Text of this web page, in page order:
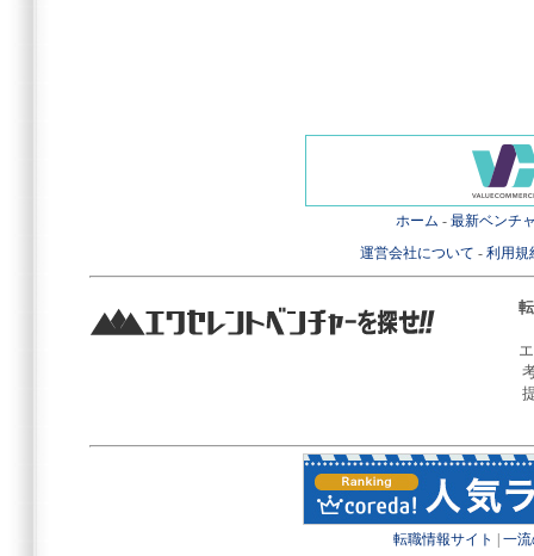
ホーム - 最新ベンチ
運営会社について - 利用規
転職情報サイト 一